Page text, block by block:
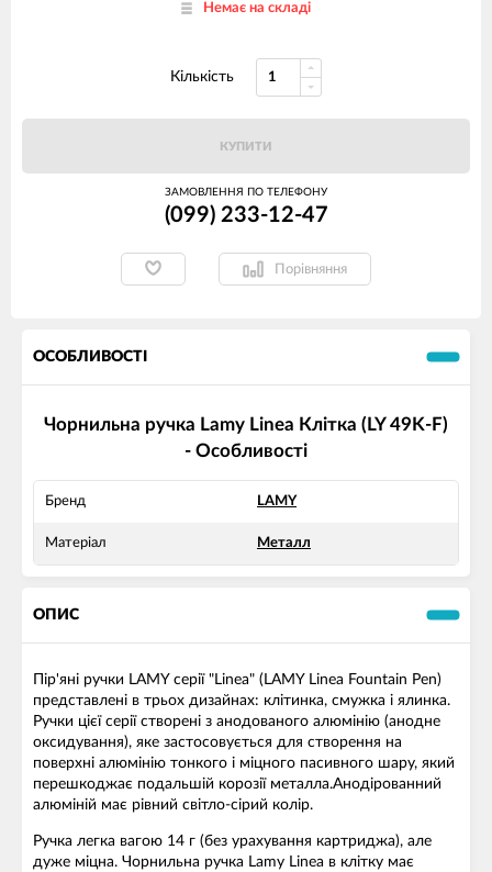
Немає на складі
Кількість
КУПИТИ
ЗАМОВЛЕННЯ ПО ТЕЛЕФОНУ
(099) 233-12-47
Порівняння
ОСОБЛИВОСТІ
Чорнильна ручка Lamy Linea Клітка (LY 49K-F)
- Особливості
Бренд LAMY
Матеріал Металл
ОПИС
Пір'яні ручки LAMY серії "Linea" (LAMY Linea Fountain Pen)
представлені в трьох дизайнах: клітинка, смужка і ялинка.
Ручки цієї серії створені з анодованого алюмінію (анодне
оксидування), яке застосовується для створення на
поверхні алюмінію тонкого і міцного пасивного шару, який
перешкоджає подальшій корозії металла.Анодірованний
алюміній має рівний світло-сірий колір.
Ручка легка вагою 14 г (без урахування картриджа), але
дуже міцна. Чорнильна ручка Lamy Linea в клітку має